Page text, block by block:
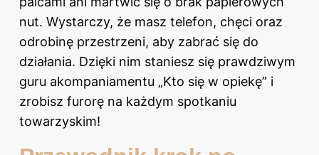
nut. Wystarczy, że masz telefon, chęci oraz
odrobinę przestrzeni, aby zabrać się do
działania. Dzięki nim staniesz się prawdziwym
guru akompaniamentu „Kto się w opiekę” i
zrobisz furorę na każdym spotkaniu
towarzyskim!